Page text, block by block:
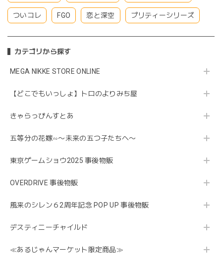
ついコレ FGO 恋と深空 プリティーシリーズ
カテゴリから探す
MEGA NIKKE STORE ONLINE
【どこでもいっしょ】トロのよりみち屋
きゃらっぴんすとあ
五等分の花嫁∽〜未来の五つ子たちへ〜
東京ゲームショウ2025 事後物販
OVERDRIVE 事後物販
風来のシレン６2周年記念 POP UP 事後物販
デスティニーチャイルド
≪あるじゃんマーケット限定商品≫